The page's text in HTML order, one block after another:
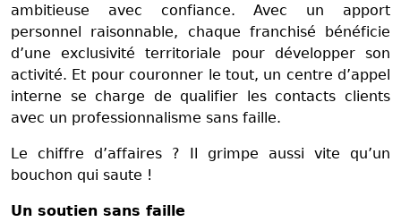
ambitieuse avec confiance. Avec un apport
personnel raisonnable, chaque franchisé bénéficie
d’une exclusivité territoriale pour développer son
activité. Et pour couronner le tout, un centre d’appel
interne se charge de qualifier les contacts clients
avec un professionnalisme sans faille.
Le chiffre d’affaires ? Il grimpe aussi vite qu’un
bouchon qui saute !
Un soutien sans faille